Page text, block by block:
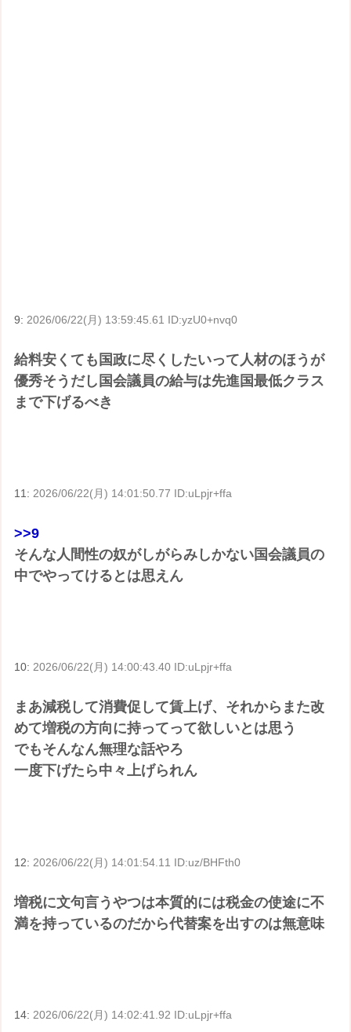
9: 2026/06/22(月) 13:59:45.61 ID:yzU0+nvq0
給料安くても国政に尽くしたいって人材のほうが
優秀そうだし国会議員の給与は先進国最低クラス
まで下げるべき
11: 2026/06/22(月) 14:01:50.77 ID:uLpjr+ffa
>>9
そんな人間性の奴がしがらみしかない国会議員の
中でやってけるとは思えん
10:2026/06/22(月) 14:00:43.40 ID:uLpjr+ffa
まあ減税して消費促して賃上げ、それからまた改
めて増税の方向に持ってって欲しいとは思う
でもそんなん無理な話やろ
一度下げたら中々上げられん
12: 2026/06/22(月) 14:01:54.11 ID:uz/BHFth0
増税に文句言うやつは本質的には税金の使途に不
満を持っているのだから代替案を出すのは無意味
14: 2026/06/22(月) 14:02:41.92 ID:uLpjr+ffa